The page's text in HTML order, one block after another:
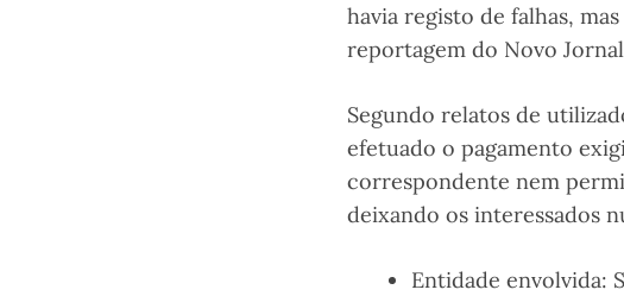
havia registo de falhas,
reportagem do Novo
Segundo relatos de
efetuado o pagamento
correspondente nem
deixando os interessados
Entidade envolvida: